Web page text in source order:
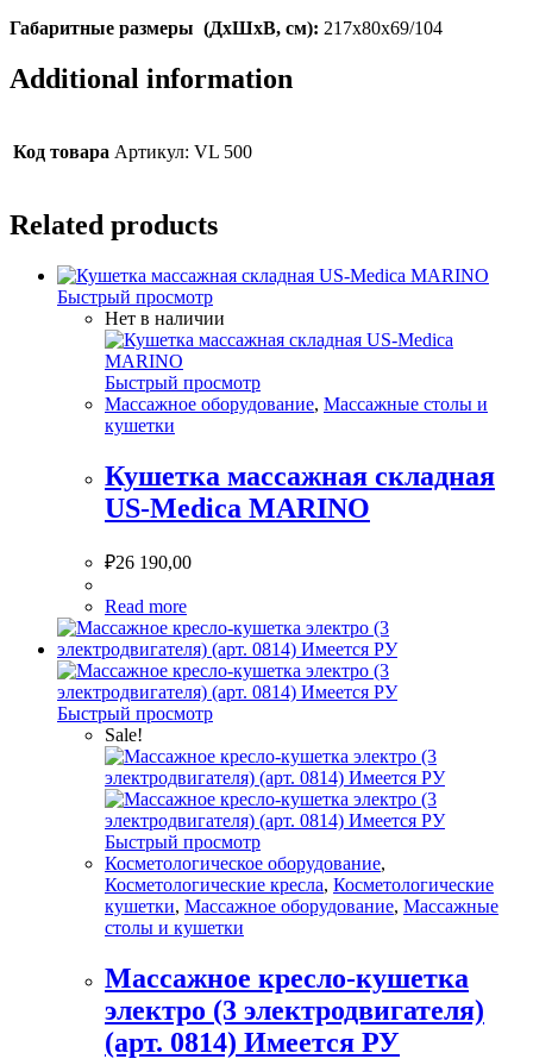
Габаритные размеры (ДхШхВ, см): 217x80x69/104
Additional information
Код товара Артикул: VL 500
Related products
Быстрый просмотр
Нет в наличии
Быстрый просмотр
Массажное оборудование, Массажные столы и
кушетки
Кушетка массажная складная
US-Medica MARINO
₽26 190,00
Read more
Быстрый просмотр
Sale!
Быстрый просмотр
Косметологическое оборудование,
Косметологические кресла, Косметологические
кушетки, Массажное оборудование, Массажные
столы и кушетки
Массажное кресло-кушетка
электро (3 электродвигателя)
(арт. 0814) Имеется РУ